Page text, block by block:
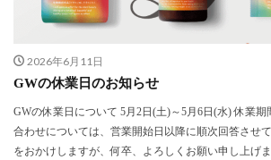
2026年6月11日
GWの休業日のお知らせ
GWの休業日について 5月2日(土)～5月6日(水) 休業
合わせについては、営業開始日以降に順次回答させ
をおかけしますが、何卒、よろしくお願い申し上げま